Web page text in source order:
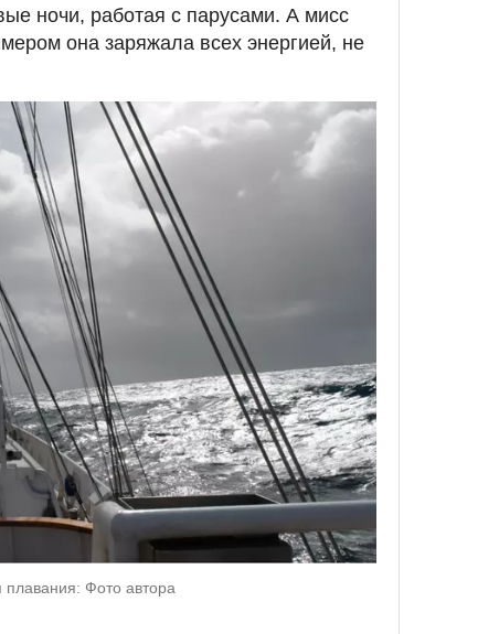
ночи, работая с парусами. А мисс
она заряжала всех энергией, не
Фото автора